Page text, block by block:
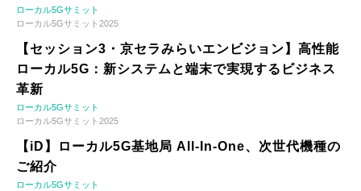
ローカル5Gサミット
ローカル5Gサミット2025
【セッション3・京セラみらいエンビジョン】高性能
ローカル5G：新システムと端末で実現するビジネス
革新
ローカル5Gサミット
ローカル5Gサミット2025
【iD】ローカル5G基地局 All-In-One、次世代機種の
ご紹介
ローカル5Gサミット